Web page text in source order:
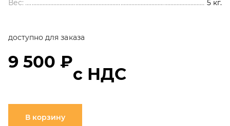
Вес:
5 кг.
доступно для заказа
9 500 ₽
с НДС
В корзину